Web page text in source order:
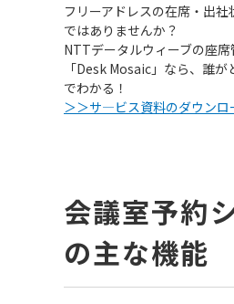
フリーアドレスの在席・出社
ではありませんか？
NTTデータルウィーブの座
「Desk Mosaic」なら、誰
でわかる！
＞＞サ―ビス資料のダウンロ
会議室予約
の主な機能